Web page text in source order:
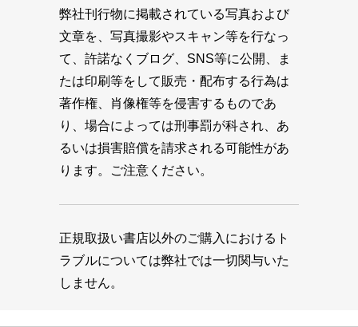
弊社刊行物に掲載されている写真および
文章を、写真撮影やスキャン等を行なっ
て、許諾なくブログ、SNS等に公開、ま
たは印刷等をして販売・配布する行為は
著作権、肖像権等を侵害するものであ
り、場合によっては刑事罰が科され、あ
るいは損害賠償を請求される可能性があ
ります。ご注意ください。
正規取扱い書店以外のご購入におけるト
ラブルについては弊社では一切関与いた
しません。